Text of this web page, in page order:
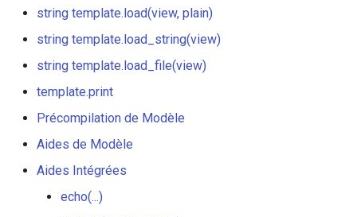
label
length-hiding
limit-traffic-rate
template.precompile_file(view,
path, strip)
string template.load(view,
plain)
string
template.load_string(view)
string template.load(view, plain)
string template.load_string(view)
string template.load_file(view)
template.print
Précompilation de Modèle
Aides de Modèle
Aides Intégrées
echo(...)